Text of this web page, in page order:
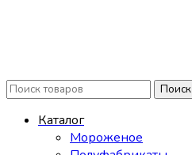
Поиск
Каталог
Мороженое